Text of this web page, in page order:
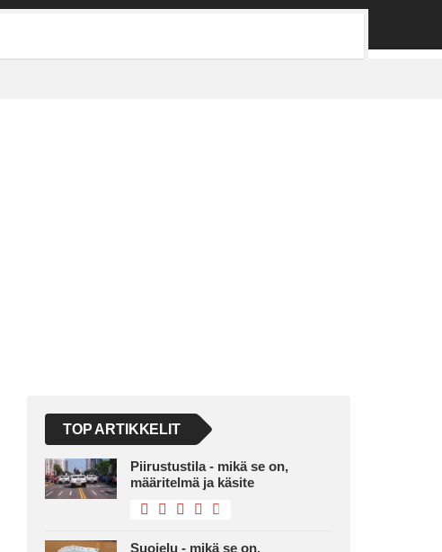
TOP ARTIKKELIT
Piirustustila - mikä se on,
määritelmä ja käsite
Suojelu - mikä se on,